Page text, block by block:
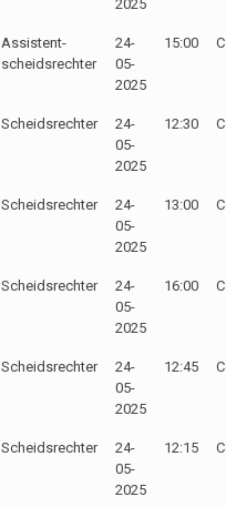
2025
Assistent-
scheidsrechter
24-
05-
2025
15:00
Scheidsrechter
24-
05-
2025
12:30
Scheidsrechter
24-
05-
2025
13:00
Scheidsrechter
24-
05-
2025
16:00
Scheidsrechter
24-
05-
2025
12:45
Scheidsrechter
24-
05-
2025
12:15